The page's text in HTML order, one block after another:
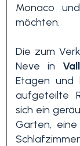
Monaco
möchten.
Die zum
Neve in
Etagen und
aufgeteilte
sich ein
Garten,
Andere
Optionen
-